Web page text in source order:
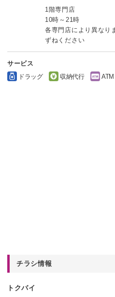
1階専門店
10時～21時
各専門店により異なり
ずねください
サービス
ドラッグ
収納代行 ATM
チラシ情報
トクバイ